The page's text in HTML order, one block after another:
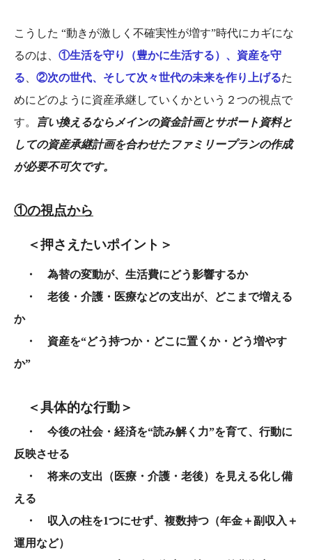
こうした “動きが激しく不確実性が増す”時代にカギにな
るのは、 ①生活を守り（豊かに生活する）、資産を守
る
②次の世代、そして次々世代の未来を作り上げるた
めにどのように資産承継していくかという２つの視点で
す。
言い換えるならメインの資金計画とサポート資料と
しての資産承継計画を合わせたファミリープランの作成
が必要不可欠です。
①の視点から
＜押さえたいポイント＞
・ 為替の変動が、生活費にどう影響するか
・ 老後・介護・医療などの支出が、どこまで増える
か
・ 資産を“どう持つか・どこに置くか・どう増やす
か”
＜具体的な行動＞
・ 今後の社会・経済を“読み解く力”を育て、行動に
反映させる
・ 将来の支出（医療・介護・老後）を見える化し備
える
・ 収入の柱を1つにせず、複数持つ（年金＋副収入＋
運用など）